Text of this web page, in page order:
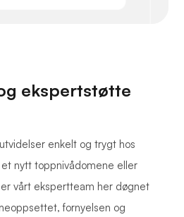
ekspertstøtte
enkelt og trygt hos
nytt toppnivådomene eller
vårt ekspertteam her døgnet
fornyelsen og